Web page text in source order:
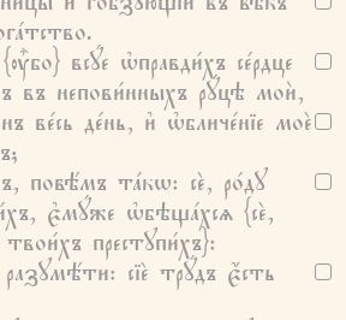
всꙋ́е ѡ҆правди́хъ се́рдце
въ непови́нныхъ рꙋ́цѣ моѝ,
ве́сь де́нь, и҆ ѡ҆бличе́нїе моѐ
повѣ́мъ та́кѡ: сѐ, ро́дꙋ
є҆мꙋ́же ѡ҆бѣща́хсѧ {сѐ,
престꙋпи́хъ}:
сїѐ трꙋ́дъ є҆́сть